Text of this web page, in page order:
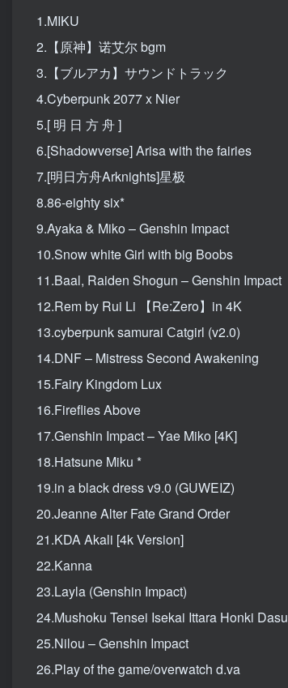
1.MIKU
2.【原神】诺艾尔 bgm
3.【ブルアカ】サウンドトラック
4.Cyberpunk 2077 x Nier
5.[ 明 日 方 舟 ]
6.[Shadowverse] Arisa with the fairies
7.[明日方舟Arknights]星极
8.86-eighty six*
9.Ayaka & Miko – Genshin Impact
10.Snow white Girl with big Boobs
11.Baal, Raiden Shogun – Genshin Impact
12.Rem by Rui Li 【Re:Zero】in 4K
13.cyberpunk samurai Сatgirl (v2.0)
14.DNF – Mistress Second Awakening
15.Fairy Kingdom Lux
16.Fireflies Above
17.Genshin Impact – Yae Miko [4K]
18.Hatsune Miku *
19.in a black dress v9.0 (GUWEIZ)
20.Jeanne Alter Fate Grand Order
21.KDA Akali [4k Version]
22.Kanna
23.Layla (Genshin Impact)
24.Mushoku Tensei Isekai Ittara Honki Dasu
25.Nilou – Genshin Impact
26.Play of the game/overwatch d.va